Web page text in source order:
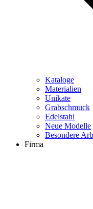
Kataloge
Materialien
Unikate
Grabschmuck
Edelstahl
Neue Modelle
Besondere
Firma